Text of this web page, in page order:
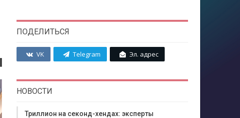
ПОДЕЛИТЬСЯ
VK Telegram Эл. адрес
НОВОСТИ
Триллион на секонд-хендах: эксперты